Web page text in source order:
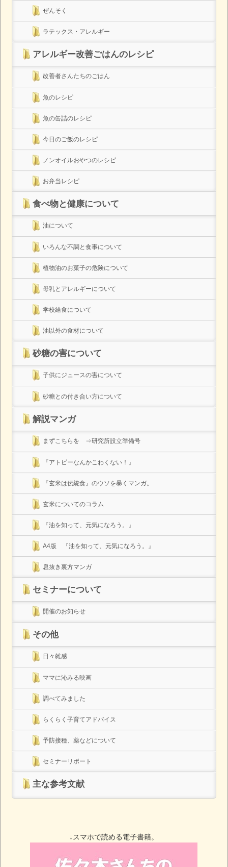
ぜんそく
ラテックス・アレルギー
アレルギー改善ごはんのレシピ
改善者さんたちのごはん
魚のレシピ
魚の缶詰のレシピ
今日のご飯のレシピ
ノンオイルおやつのレシピ
お弁当レシピ
食べ物と健康について
油について
いろんな不調と食事について
植物油のお菓子の危険について
母乳とアレルギーについて
学校給食について
油以外の食材について
砂糖の害について
子供にジュースの害について
砂糖との付き合い方について
解説マンガ
まずこちらを ⇒研究所設立準備号
『アトピーなんかこわくない！』
『玄米は伝統食』のウソを暴くマンガ。
玄米についてのコラム
『油を知って、元気になろう。』
A4版 『油を知って、元気になろう。』
息抜き裏方マンガ
セミナーについて
開催のお知らせ
その他
日々雑感
ママに沁みる映画
調べてみました
らくらく子育てアドバイス
予防接種、薬などについて
セミナーリポート
主な参考文献
↓スマホで読める電子書籍。